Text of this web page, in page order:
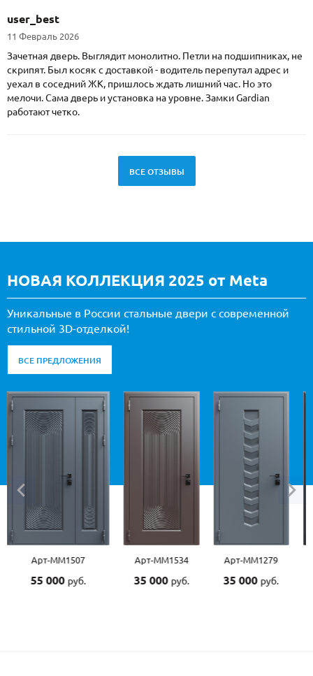
user_best
11 Февраль 2026
Зачетная дверь. Выглядит монолитно. Петли на подшипниках, не
скрипят. Был косяк с доставкой - водитель перепутал адрес и
уехал в соседний ЖК, пришлось ждать лишний час. Но это
мелочи. Сама дверь и установка на уровне. Замки Gardian
работают четко.
ВСЕ ОТЗЫВЫ
НОВАЯ КОЛЛЕКЦИЯ 2025 от Meta
Уникальные в России стальные двери с современной
стильной 3D-отделкой!
ВСЕ ПРЕДЛОЖЕНИЯ
Арт-ММ1507
55 000 руб.
Арт-ММ1534
35 000 руб.
Арт-ММ1279
35 000 руб.